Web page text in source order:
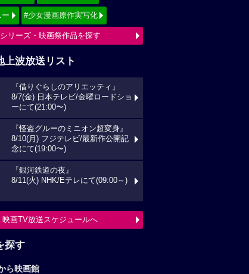
#少女漫画原作実写化
シリーズ・映画祭作品を探す
上波放送リスト
『借りぐらしのアリエッティ』
8/7(金) 日本テレビ/金曜ロードショ
ーにて(21:00〜)
『怪盗グルーのミニオン超変身』
8/10(月) フジテレビ/最新作公開記
念にて(19:00〜)
『銀河鉄道の夜』
8/11(火) NHK/Eテレにて(09:00～)
映画TV放送スケジュールへ
探す
ら映画館